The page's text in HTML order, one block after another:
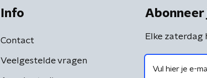
Info
Contact
Veelgestelde vragen
Abonneer
Elke zaterdag